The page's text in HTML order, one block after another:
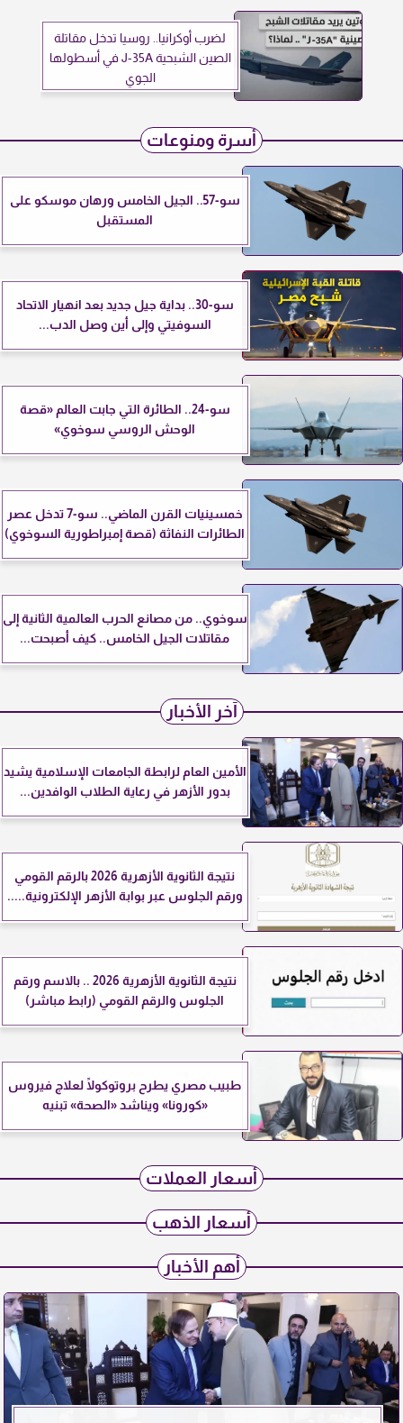
لضرب أوكرانيا.. روسيا تدخل مقاتلة
الصين الشبحية J-35A في أسطولها
الجوي
أسرة ومنوعات
سو-57.. الجيل الخامس ورهان موسكو على
المستقبل
سو-30.. بداية جيل جديد بعد انهيار الاتحاد
السوفيتي وإلى أين وصل الدب...
سو-24.. الطائرة التي جابت العالم «قصة
الوحش الروسي سوخوي»
خمسينيات القرن الماضي.. سو-7 تدخل عصر
الطائرات النفاثة (قصة إمبراطورية السوخوي)
سوخوي.. من مصانع الحرب العالمية الثانية إلى
مقاتلات الجيل الخامس.. كيف أصبحت...
آخر الأخبار
الأمين العام لرابطة الجامعات الإسلامية يشيد
بدور الأزهر في رعاية الطلاب الوافدين...
نتيجة الثانوية الأزهرية 2026 بالرقم القومي
ورقم الجلوس عبر بوابة الأزهر الإلكترونية.....
نتيجة الثانوية الأزهرية 2026 .. بالاسم ورقم
الجلوس والرقم القومي (رابط مباشر)
طبيب مصري يطرح بروتوكولًا لعلاج فيروس
«كورونا» ويناشد «الصحة» تبنيه
أسعار العملات
أسعار الذهب
أهم الأخبار